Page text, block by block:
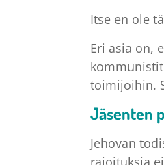
Itse en ole
Eri asia on,
toimijoihin.
Jäsenten
Jehovan
rajoituksia